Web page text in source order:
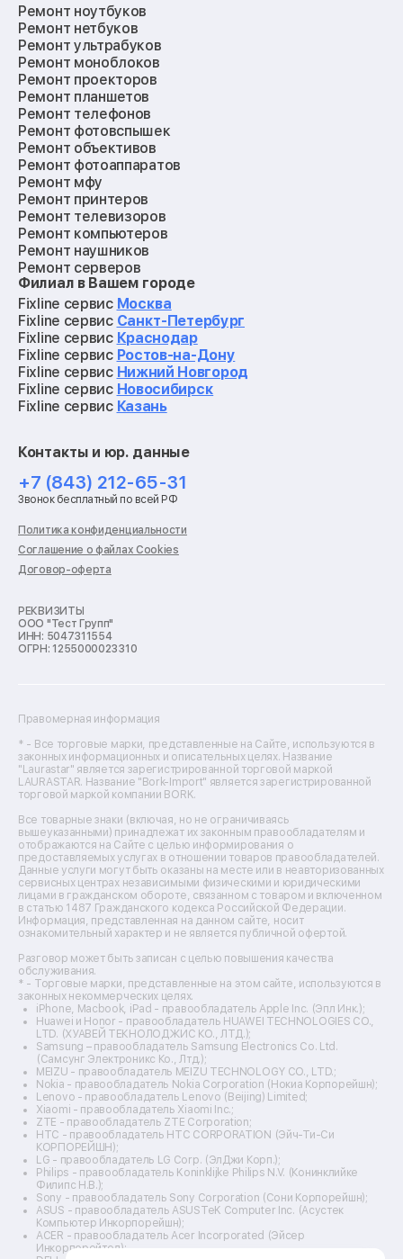
Ремонт ноутбуков
Ремонт нетбуков
Ремонт ультрабуков
Ремонт моноблоков
Ремонт проекторов
Ремонт планшетов
Ремонт телефонов
Ремонт фотовспышек
Ремонт объективов
Ремонт фотоаппаратов
Ремонт мфу
Ремонт принтеров
Ремонт телевизоров
Ремонт компьютеров
Ремонт наушников
Ремонт серверов
Ремонт мониторов
Ремонт квадрокоптеров
Ремонт электросамокатов
Ремонт материнских плат
Ремонт видеокарт
Ремонт кофемашин
Ремонт vr систем
Ремонт игровых приставок
Ремонт роботов-пылесосов
Ремонт холодильников
Ремонт стиральных машин
Ремонт пылесосов
Ремонт варочных панелей
Ремонт духовых шкафов
Ремонт кондиционеров
Ремонт кухонных комбайнов
Ремонт морозильных камер
Ремонт отпаривателей
Ремонт плоттеров
Ремонт фенов
Ремонт цифровых биноклей
Ремонт тепловизоров
Ремонт массажных кресел
Ремонт водонагревателей
Ремонт вытяжек
Ремонт источников бесперебойного питания
Ремонт пароварок
Ремонт микшерных пультов
Ремонт dj-пультов
Ремонт кухонных плит
Ремонт стедикамов
Ремонт оптических прицелов
Ремонт электровелосипедов
Ремонт видеокамер
Ремонт эхолотов
Ремонт 3d-принтеров
Ремонт прицелов ночного видения
Ремонт винных шкафов
Ремонт выпрямителей
Ремонт сушилок для рук
Ремонт дальномеров
Ремонт снегоуборщиков
Филиал в Вашем городе
Fixline сервис Москва
Fixline сервис Санкт-Петербург
Fixline сервис Краснодар
Fixline сервис Ростов-на-Дону
Fixline сервис Нижний Новгород
Fixline сервис Новосибирск
Fixline сервис Казань
Контакты и юр. данные
+7 (843) 212-65-31
Звонок бесплатный по всей РФ
Политика конфиденциальности
Соглашение о файлах Cookies
Договор-оферта
РЕКВИЗИТЫ
ООО "Тест Групп"
ИНН: 5047311554
ОГРН: 1255000023310
Правомерная информация
* - Все торговые марки, представленные на Сайте, используются в
законных информационных и описательных целях. Название
"Laurastar" является зарегистрированной торговой маркой
LAURASTAR. Название "Bork-Import" является зарегистрированной
торговой маркой компании BORK.
Все товарные знаки (включая, но не ограничиваясь
вышеуказанными) принадлежат их законным правообладателям и
отображаются на Сайте с целью информирования о
предоставляемых услугах в отношении товаров правообладателей.
Данные услуги могут быть оказаны на месте или в неавторизованных
сервисных центрах независимыми физическими и юридическими
лицами в гражданском обороте, связанном с товаром и включенном
в статью 1487 Гражданского кодекса Российской Федерации.
Информация, представленная на данном сайте, носит
ознакомительный характер и не является публичной офертой.
Разговор может быть записан с целью повышения качества
обслуживания.
* - Торговые марки, представленные на этом сайте, используются в
законных некоммерческих целях.
iPhone, Macbook, iPad - правообладатель Apple Inc. (Эпл Инк.);
Huawei и Honor - правообладатель HUAWEI TECHNOLOGIES CO.,
LTD. (ХУАВЕЙ ТЕКНОЛОДЖИС КО., ЛТД.);
Samsung – правообладатель Samsung Electronics Co. Ltd.
(Самсунг Электроникс Ко., Лтд.);
MEIZU - правообладатель MEIZU TECHNOLOGY CO., LTD.;
Nokia - правообладатель Nokia Corporation (Нокиа Корпорейшн);
Lenovo - правообладатель Lenovo (Beijing) Limited;
Xiaomi - правообладатель Xiaomi Inc.;
ZTE - правообладатель ZTE Corporation;
HTC - правообладатель HTC CORPORATION (Эйч-Ти-Си
КОРПОРЕЙШН);
LG - правообладатель LG Corp. (ЭлДжи Корп.);
Philips - правообладатель Koninklijke Philips N.V. (Конинклийке
Филипс Н.В.);
Sony - правообладатель Sony Corporation (Сони Корпорейшн);
ASUS - правообладатель ASUSTeK Computer Inc. (Асустек
Компьютер Инкорпорейшн);
ACER - правообладатель Acer Incorporated (Эйсер
Инкорпорейтед);